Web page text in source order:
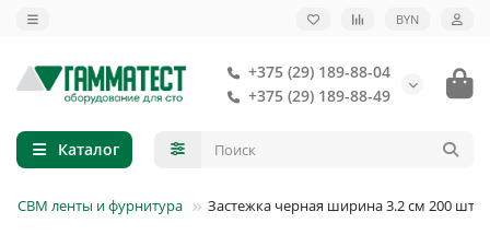
BYN
+375 (29) 189-88-04
+375 (29) 189-88-49
Каталог
СВМ ленты и фурнитура Застежка черная ширина 3.2 см 200 штук